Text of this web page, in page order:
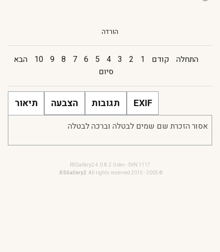
הורדה
התחלה קודם 1
2
3
4
5
6
7
8
9
10
הבא
סיום
תיאור הצבעה תגובות EXIF
אסור הזכרת שם שמים לבטלה וברכה לבטלה
RSGallery2 4.0.8.2.0 dev - SVN 1117
© 2005 - 2015
RSGallery2. All rights reserved.